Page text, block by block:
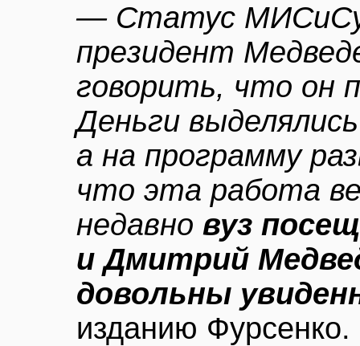
— Статус МИСиСу
президент
говорить, что он
Деньги
а на программу
что эта работа
недавно вуз
и Дмитрий
довольны
изданию Фурсенко.